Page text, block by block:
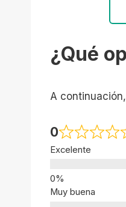
¿Qué
A
0
Excelente
Muy buena